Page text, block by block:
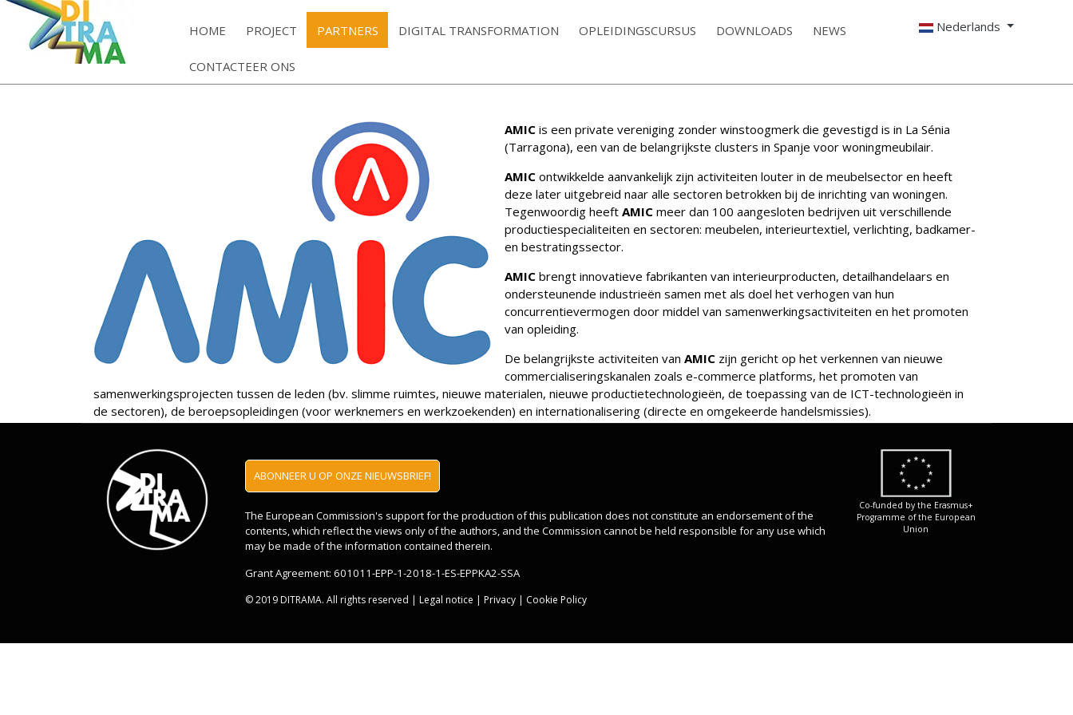
HOME PROJECT PARTNERS DIGITAL TRANSFORMATION OPLEIDINGSCURSUS DOWNLOADS NEWS
CONTACTEER ONS
Nederlands
AMICis een private vereniging zonder winstoogmerk die gevestigd is in La Sénia
(Tarragona), een van de belangrijkste clusters in Spanje voor woningmeubilair.
AMIContwikkelde aanvankelijk zijn activiteiten louter in de meubelsector en heeft
deze later uitgebreid naar alle sectoren betrokken bij de inrichting van woningen.
Tegenwoordig heeft AMICmeer dan 100 aangesloten bedrijven uit verschillende
productiespecialiteiten en sectoren: meubelen, interieurtextiel, verlichting, badkamer-
en bestratingssector.
AMICbrengt innovatieve fabrikanten van interieurproducten, detailhandelaars en
ondersteunende industrieën samen met als doel het verhogen van hun
concurrentievermogen door middel van samenwerkingsactiviteiten en het promoten
van opleiding.
De belangrijkste activiteiten van AMICzijn gericht op het verkennen van nieuwe
commercialiseringskanalen zoals e-commerce platforms, het promoten van
samenwerkingsprojecten tussen de leden (bv. slimme ruimtes, nieuwe materialen, nieuwe productietechnologieën, de toepassing van de ICT-technologieën in
de sectoren), de beroepsopleidingen (voor werknemers en werkzoekenden) en internationalisering (directe en omgekeerde handelsmissies).
ABONNEER U OP ONZE NIEUWSBRIEF!
The European Commission's support for the production of this publication does not constitute an endorsement of the
contents, which reflect the views only of the authors, and the Commission cannot be held responsible for any use which
may be made of the information contained therein.
Grant Agreement: 601011-EPP-1-2018-1-ES-EPPKA2-SSA
© 2019 DITRAMA. All rights reserved | Legal notice | Privacy | Cookie Policy
Co-funded by the Erasmus+
Programme of the European
Union